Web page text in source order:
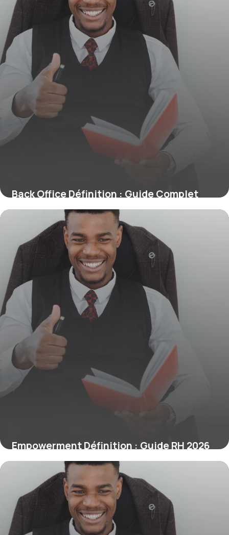
Back Office Définition : Guide Complet
2026
9 juillet 2026
Empowerment Définition : Guide RH 2026
7 juillet 2026